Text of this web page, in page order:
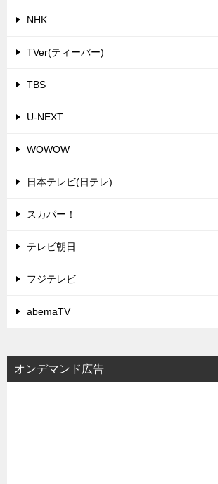
NHK
TVer(ティーバー)
TBS
U-NEXT
WOWOW
日本テレビ(日テレ)
スカパー！
テレビ朝日
フジテレビ
abemaTV
オンデマンド広告